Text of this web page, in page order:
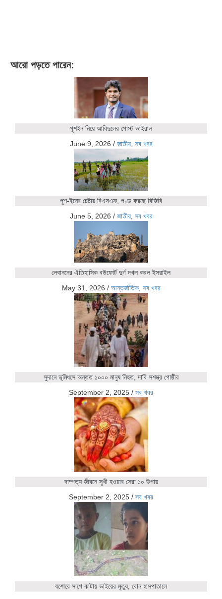
আরো পড়তে পারেন:
পুশইন নিয়ে আবিদুলের পোস্ট ভাইরাল
June 9, 2026 / জাতীয়, সব খবর
পুশ-ইনের চেষ্টায় বিএসএফ, পণ্ড করছে বিজিবি
June 5, 2026 / জাতীয়, সব খবর
লেবাননের ঐতিহাসিক বউফোর্ট দুর্গ দখল করল ইসরাইল
May 31, 2026 / আন্তর্জাতিক, সব খবর
সুদানে ভূমিধসে অন্তত ১০০০ মানুষ নিহত, দাবি সশস্ত্র গোষ্ঠীর
September 2, 2025 / সব খবর
দাম্পত্য জীবনে সুখী হওয়ার সেরা ১০ উপায়
September 2, 2025 / সব খবর
যশোরে সাপে কাটায় ভাইয়ের মৃত্যু, বোন হাসপাতালে